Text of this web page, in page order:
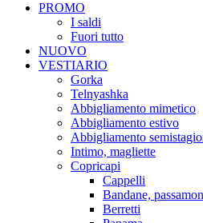
PROMO
I saldi
Fuori tutto
NUOVO
VESTIARIO
Gorka
Telnyashka
Abbigliamento mimetico
Abbigliamento estivo
Abbigliamento
Intimo, magliette
Copricapi
Cappelli
Bandane,
Berretti